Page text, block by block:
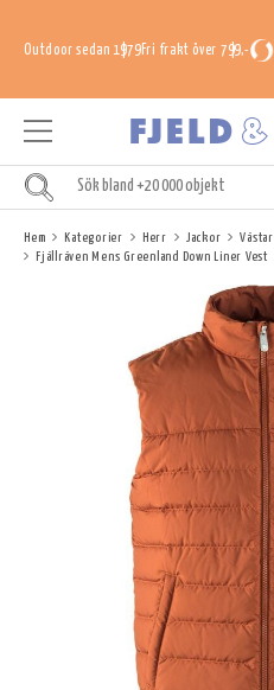
Outdoor sedan 1979Fri frakt över 799,-
Hem Kategorier Herr Jackor
Västar
Fjällräven Mens Greenland Down Liner Vest